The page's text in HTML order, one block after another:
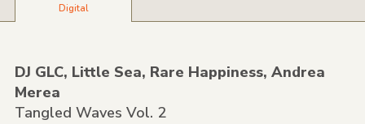
Digital
DJ GLC, Little Sea, Rare Happiness, Andrea
Merea
Tangled Waves Vol. 2